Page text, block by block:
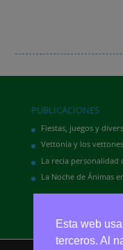
PUBLICACIONES
Fiestas, juegos y
Vettonia y los vettones
La recia personalidad
La Noche de Ánimas
Esta web
terceros. Al